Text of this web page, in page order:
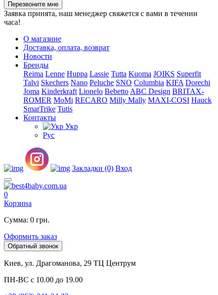
Перезвоните мне
Заявка принята, наш менеджер свяжется с вами в течении
часа!
О магазине
Доставка, оплата, возврат
Новости
Бренды
Reima Lenne Huppa Lassie Tutta Kuoma JOIKS Superfit
Talvi Skechers Nano Peluche SNO Columbia KIFA Dorechi
Joma Kinderkraft Lionelo Bebetto ABC Design BRITAX-
ROMER MoMi RECARO Milly Mally MAXI-COSI Hauck
SmarTrike Tutis
Контакты
Укр
Рус
Закладки (0) Вход
0
Корзина
Сумма: 0 грн.
Оформить заказ
Обратный звонок
Киев, ул. Драгоманова, 29 ТЦ Центрум
ПН-ВС с 10.00 до 19.00